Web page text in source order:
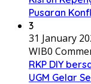
Pusaran
3
31 January
WIB0
RKP DIY
UGM Gelar